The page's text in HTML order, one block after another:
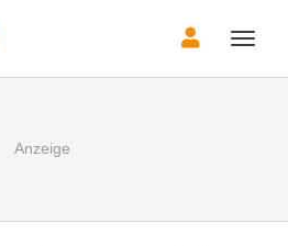
Toggle